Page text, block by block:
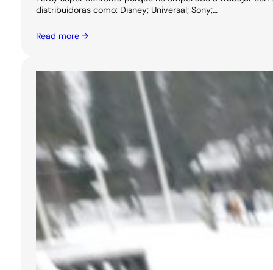
distribuidoras como: Disney; Universal; Sony;…
Read more →